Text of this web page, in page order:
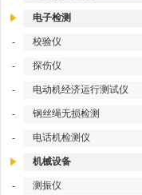
电子检测
- 校验仪
- 探伤仪
- 电动机经济运行测试仪
- 钢丝绳无损检测
- 电话机检测仪
机械设备
- 测振仪